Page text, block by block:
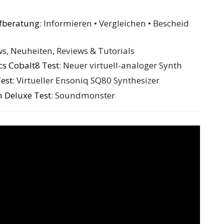
: Informieren • Vergleichen • Bescheid
Neuheiten, Reviews & Tutorials
Cobalt8 Test: Neuer virtuell-analoger Synth
: Virtueller Ensoniq SQ80 Synthesizer
Deluxe Test: Soundmonster